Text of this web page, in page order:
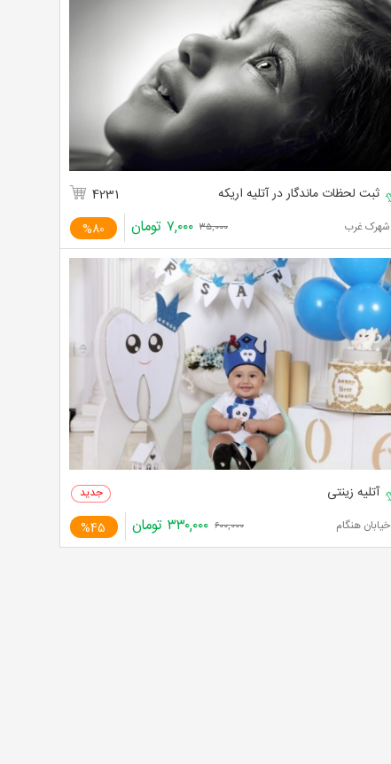
ثبت لحظات ماندگار در آتلیه اریکه 4231
شهرک غرب %80 ۳۵,۰۰۰ ۷,۰۰۰ تومان
آتلیه زینتی
خیابان هنگام %45 ۶۰۰,۰۰۰ ۳۳۰,۰۰۰ تومان